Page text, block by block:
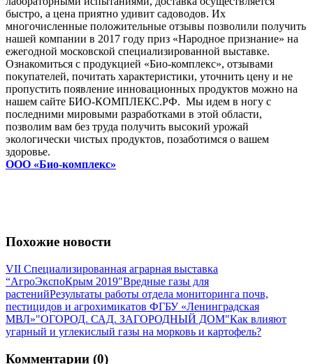
быстро, а цена приятно удивит садоводов. Их
многочисленные положительные отзывы позволили получить
нашей компании в 2017 году приз «Народное признание» на
ежегодной московской специализированной выставке.
Ознакомиться с продукцией «Био-комплекс», отзывами
покупателей, почитать характеристики, уточнить цену и не
пропустить появление инновационных продуктов можно на
нашем сайте БИО-КОМПЛЕКС.РФ. Мы идем в ногу с
последними мировыми разработками в этой области,
позволим вам без труда получить высокий урожай
экологически чистых продуктов, позаботимся о вашем
здоровье.
ООО «Био-комплекс»
Похожие новости
VII Специализированная аграрная выставка
“АгроЭкспоКрым 2019"Вредные газы для
растенийРезультаты работы отдела мониторинга почв,
пестицидов и агрохимикатов ФГБУ «Ленинградская
МВЛ»"ОГОРОД. САД. ЗАГОРОДНЫЙ ДОМ"Как влияют
угарный и углекислый газы на морковь и картофель?
Комментарии (0)